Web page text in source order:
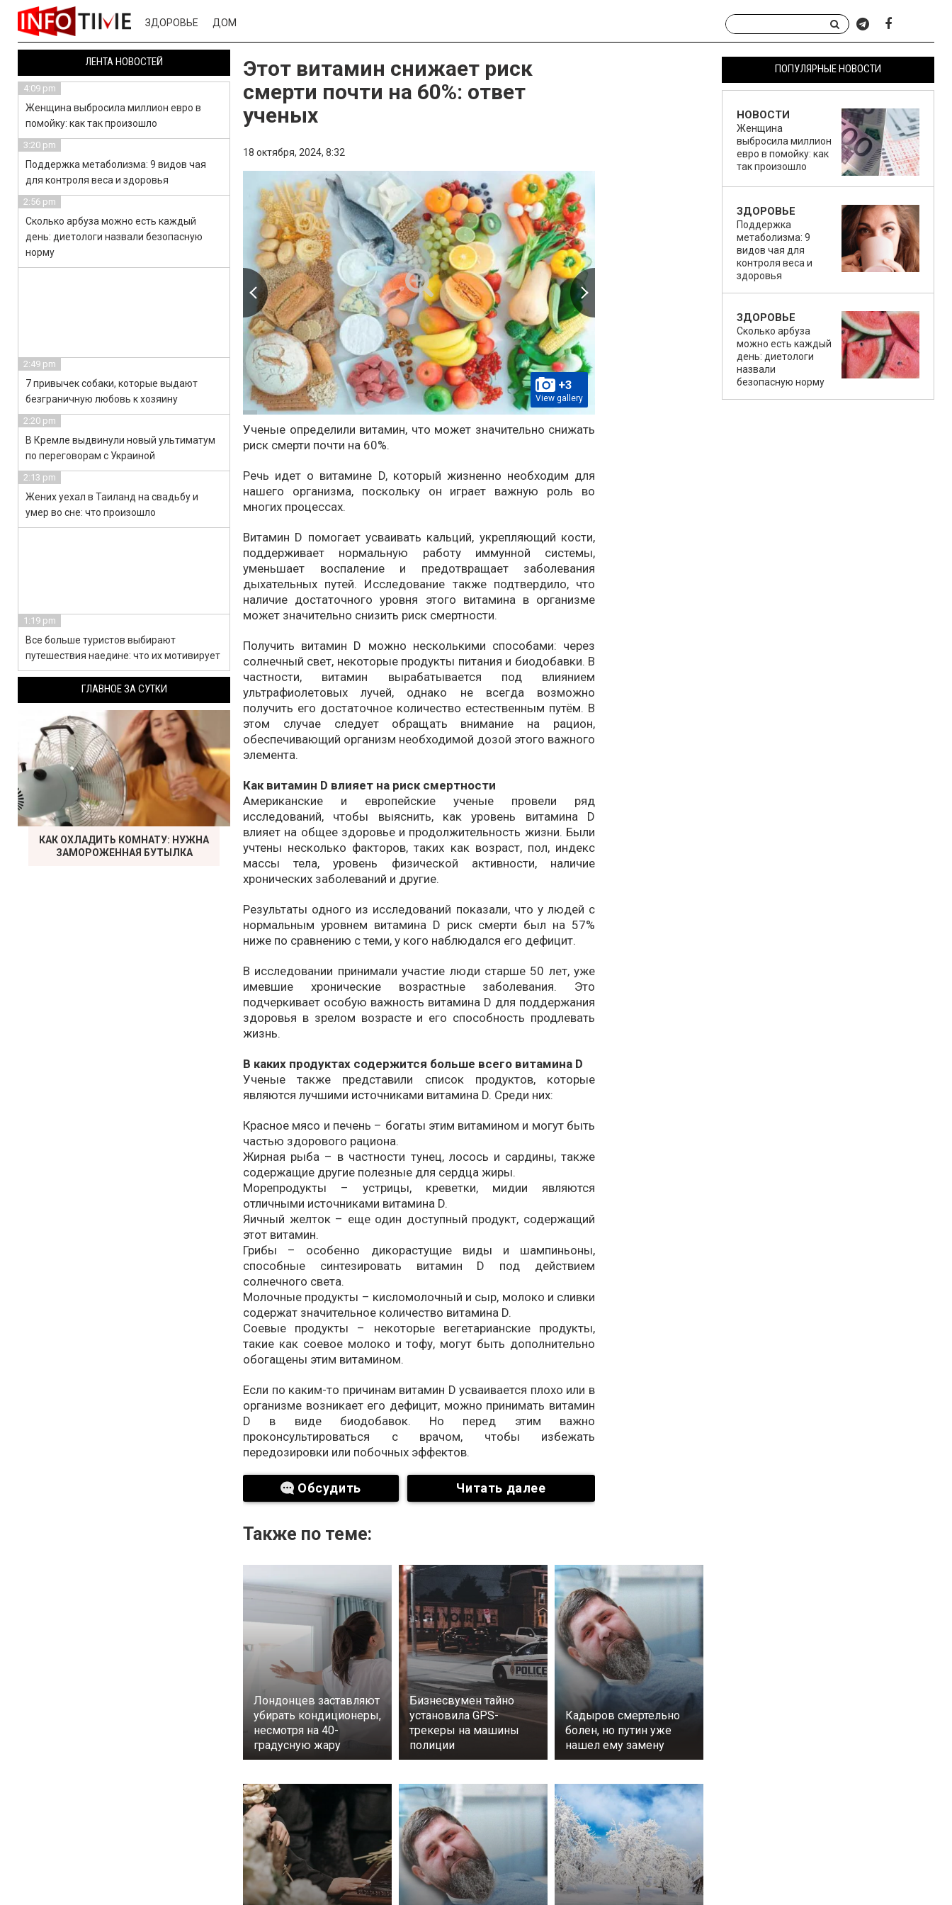
ЗДОРОВЬЕ ДОМ
Этот витамин снижает риск
смерти почти на 60%: ответ
ученых
18 октября, 2024, 8:32
+3
View gallery
Ученые определили витамин, что может значительно снижать
риск смерти почти на 60%.
Речь идет о витамине D, который жизненно необходим для
нашего организма, поскольку он играет важную роль во
многих процессах.
Витамин D помогает усваивать кальций, укрепляющий кости,
поддерживает нормальную работу иммунной системы,
уменьшает воспаление и предотвращает заболевания
дыхательных путей. Исследование также подтвердило, что
наличие достаточного уровня этого витамина в организме
может значительно снизить риск смертности.
Получить витамин D можно несколькими способами: через
солнечный свет, некоторые продукты питания и биодобавки. В
частности, витамин вырабатывается под влиянием
ультрафиолетовых лучей, однако не всегда возможно
получить его достаточное количество естественным путём. В
этом случае следует обращать внимание на рацион,
обеспечивающий организм необходимой дозой этого важного
элемента.
Как витамин D влияет на риск смертности
Американские и европейские ученые провели ряд
исследований, чтобы выяснить, как уровень витамина D
влияет на общее здоровье и продолжительность жизни. Были
учтены несколько факторов, таких как возраст, пол, индекс
массы тела, уровень физической активности, наличие
хронических заболеваний и другие.
Результаты одного из исследований показали, что у людей с
нормальным уровнем витамина D риск смерти был на 57%
ниже по сравнению с теми, у кого наблюдался его дефицит.
В исследовании принимали участие люди старше 50 лет, уже
имевшие хронические возрастные заболевания. Это
подчеркивает особую важность витамина D для поддержания
здоровья в зрелом возрасте и его способность продлевать
жизнь.
В каких продуктах содержится больше всего витамина D
Ученые также представили список продуктов, которые
являются лучшими источниками витамина D. Среди них:
Красное мясо и печень – богаты этим витамином и могут быть
частью здорового рациона.
Жирная рыба – в частности тунец, лосось и сардины, также
содержащие другие полезные для сердца жиры.
Морепродукты – устрицы, креветки, мидии являются
отличными источниками витамина D.
Яичный желток – еще один доступный продукт, содержащий
этот витамин.
Грибы – особенно дикорастущие виды и шампиньоны,
способные синтезировать витамин D под действием
солнечного света.
Молочные продукты – кисломолочный и сыр, молоко и сливки
содержат значительное количество витамина D.
Соевые продукты – некоторые вегетарианские продукты,
такие как соевое молоко и тофу, могут быть дополнительно
обогащены этим витамином.
Если по каким-то причинам витамин D усваивается плохо или в
организме возникает его дефицит, можно принимать витамин
D в виде биодобавок. Но перед этим важно
проконсультироваться с врачом, чтобы избежать
передозировки или побочных эффектов.
Обсудить Читать далее
Также по теме:
Лондонцев заставляют
убирать кондиционеры,
несмотря на 40-
градусную жару
Бизнесвумен тайно
установила GPS-
трекеры на машины
полиции
Кадыров смертельно
болен, но путин уже
нашел ему замену
ПОПУЛЯРНЫЕ НОВОСТИ
НОВОСТИ
Женщина
выбросила миллион
евро в помойку: как
так произошло
ЗДОРОВЬЕ
Поддержка
метаболизма: 9
видов чая для
контроля веса и
здоровья
ЗДОРОВЬЕ
Сколько арбуза
можно есть каждый
день: диетологи
назвали
безопасную норму
ЛЕНТА НОВОСТЕЙ
4:09 pm
Женщина выбросила миллион евро в
помойку: как так произошло
3:20 pm
Поддержка метаболизма: 9 видов чая
для контроля веса и здоровья
2:56 pm
Сколько арбуза можно есть каждый
день: диетологи назвали безопасную
норму
2:49 pm
7 привычек собаки, которые выдают
безграничную любовь к хозяину
2:20 pm
В Кремле выдвинули новый ультиматум
по переговорам с Украиной
2:13 pm
Жених уехал в Таиланд на свадьбу и
умер во сне: что произошло
1:19 pm
Все больше туристов выбирают
путешествия наедине: что их мотивирует
ГЛАВНОЕ ЗА СУТКИ
КАК ОХЛАДИТЬ КОМНАТУ: НУЖНА
ЗАМОРОЖЕННАЯ БУТЫЛКА